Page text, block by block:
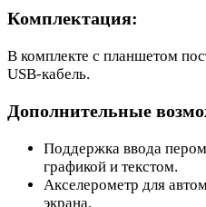
Комплектация:
В комплекте с планшетом
USB-кабель.
Дополнительные
Поддержка ввода
графикой и текстом.
Акселерометр для
экрана.